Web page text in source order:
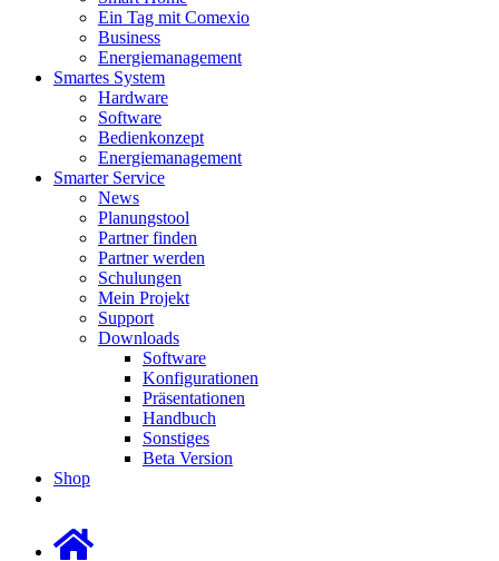
Ein Tag mit Comexio
Business
Energiemanagement
Smartes System
Hardware
Software
Bedienkonzept
Energiemanagement
Smarter Service
News
Planungstool
Partner finden
Partner werden
Schulungen
Mein Projekt
Support
Downloads
Software
Konfigurationen
Präsentationen
Handbuch
Sonstiges
Beta Version
Shop